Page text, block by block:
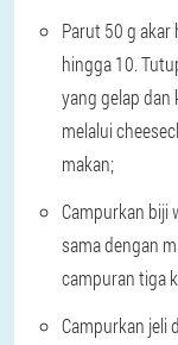
Parut 50 g akar
hingga 10.
yang gelap dan
melalui
makan;
Campurkan biji
sama dengan
campuran tiga
Campurkan jeli